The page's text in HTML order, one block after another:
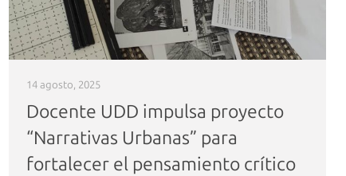
14 agosto, 2025
Docente UDD impulsa proyecto
“Narrativas Urbanas” para
fortalecer el pensamiento crítico